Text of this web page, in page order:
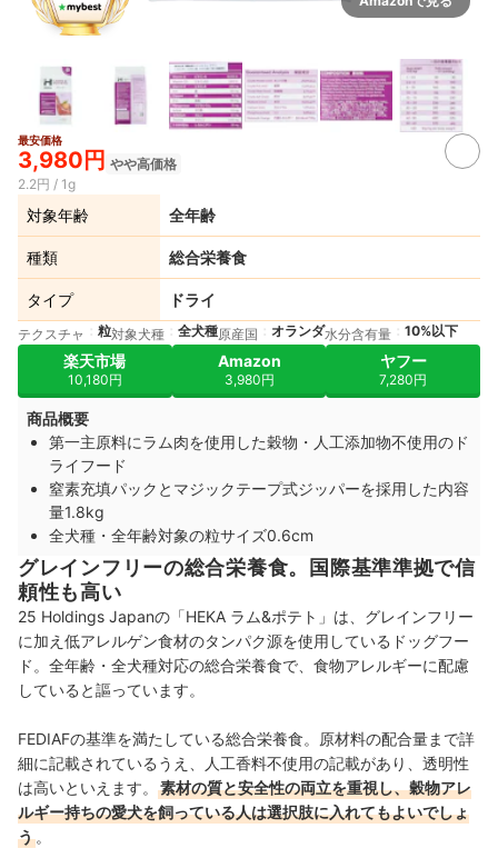
最安価格
3,980円 やや高価格
2.2円 / 1g
対象年齢 全年齢
種類 総合栄養食
タイプ ドライ
テクスチャ 粒対象犬種 全犬種原産国 オランダ水分含有量 10%以下
楽天市場
10,180円
Amazon
3,980円
ヤフー
7,280円
商品概要
第一主原料にラム肉を使用した穀物・人工添加物不使用のド
ライフード
窒素充填パックとマジックテープ式ジッパーを採用した内容
量1.8kg
全犬種・全年齢対象の粒サイズ0.6cm
グレインフリーの総合栄養食。国際基準準拠で信
頼性も高い
25 Holdings Japanの「HEKA ラム&ポテト」は、グレインフリー
に加え低アレルゲン食材のタンパク源を使用しているドッグフー
ド。全年齢・全犬種対応の総合栄養食で、食物アレルギーに配慮
していると謳っています。
FEDIAFの基準を満たしている総合栄養食。原材料の配合量まで詳
細に記載されているうえ、人工香料不使用の記載があり、透明性
は高いといえます。
素材の質と安全性の両立を重視し、穀物アレ
ルギー持ちの愛犬を飼っている人は選択肢に入れてもよいでしょ
う 。